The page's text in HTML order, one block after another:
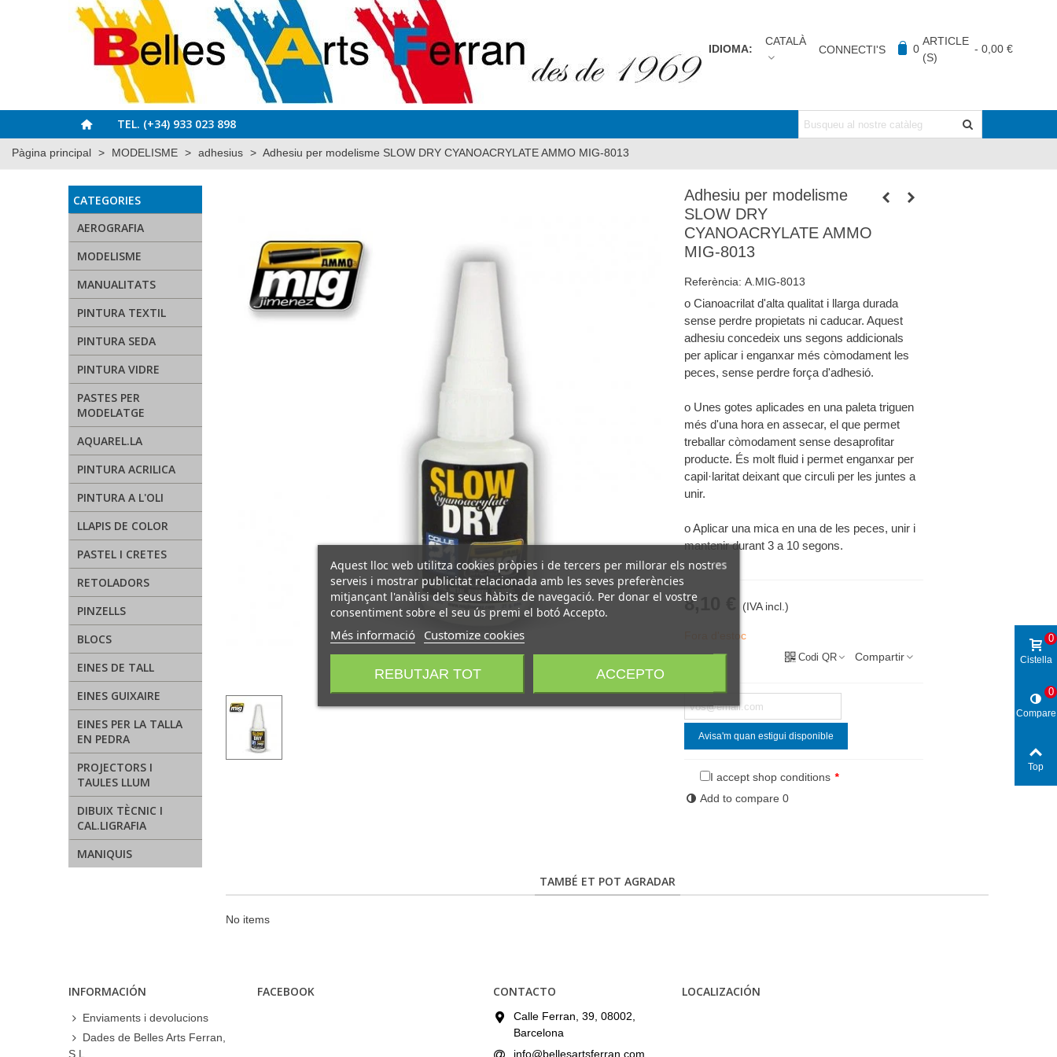
IDIOMA:
CATALÀ
CONNECTI'S 0
ARTICLE
(S)
- 0,00 €
TEL. (+34) 933 023 898
Pàgina principal > MODELISME > adhesius > Adhesiu per modelisme SLOW DRY CYANOACRYLATE AMMO MIG-8013
CATEGORIES
AEROGRAFIA
MODELISME
MANUALITATS
PINTURA TEXTIL
PINTURA SEDA
PINTURA VIDRE
PASTES PER
MODELATGE
AQUAREL.LA
PINTURA ACRILICA
PINTURA A L'OLI
LLAPIS DE COLOR
PASTEL I CRETES
RETOLADORS
PINZELLS
BLOCS
EINES DE TALL
EINES GUIXAIRE
EINES PER LA TALLA
EN PEDRA
PROJECTORS I
TAULES LLUM
DIBUIX TÈCNIC I
CAL.LIGRAFIA
MANIQUIS
Adhesiu per modelisme
SLOW DRY
CYANOACRYLATE AMMO
MIG-8013
Referència: A.MIG-8013
o Cianoacrilat d'alta qualitat i llarga durada
sense perdre propietats ni caducar. Aquest
adhesiu concedeix uns segons addicionals
per aplicar i enganxar més còmodament les
peces, sense perdre força d'adhesió.
o Unes gotes aplicades en una paleta triguen
més d'una hora en assecar, el que permet
treballar còmodament sense desaprofitar
producte. És molt fluid i permet enganxar per
capil·laritat deixant que circuli per les juntes a
unir.
o Aplicar una mica en una de les peces, unir i
mantenir durant 3 a 10 segons.
8,10 € (IVA incl.)
Fora d'estoc
Codi QR Compartir
Avisa'm quan estigui disponible
I accept shop conditions *
Add to compare 0
TAMBÉ ET POT AGRADAR
No items
INFORMACIÓN
Enviaments i devolucions
Dades de Belles Arts Ferran,
S.L.
FACEBOOK CONTACTO
Calle Ferran, 39, 08002,
Barcelona
info@bellesartsferran.com
LOCALIZACIÓN
Aquest lloc web utilitza cookies pròpies i de tercers per millorar els nostres
serveis i mostrar publicitat relacionada amb les seves preferències
mitjançant l'anàlisi dels seus hàbits de navegació. Per donar el vostre
consentiment sobre el seu ús premi el botó Accepto.
Més informació Customize cookies
REBUTJAR TOT ACCEPTO
Cistella
0
Compare
0
Top